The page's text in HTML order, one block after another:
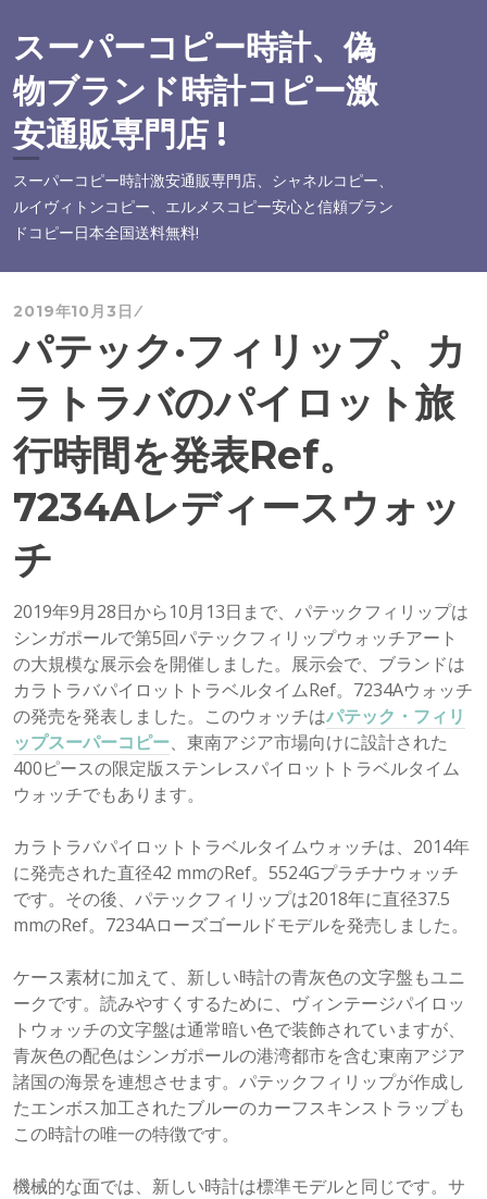
テ
ン
ツ
へ
スーパーコピー時計、偽
物ブランド時計コピー激
安通販専門店 !
スーパーコピー時計激安通販専門店、シャネルコピー、
ルイヴィトンコピー、エルメスコピー安心と信頼ブラン
ドコピー日本全国送料無料!
2019年10月3日
パテック·フィリップ、カ
ラトラバのパイロット旅
行時間を発表Ref。
7234Aレディースウォッ
チ
2019年9月28日から10月13日まで、パテックフィリップは
シンガポールで第5回パテックフィリップウォッチアート
の大規模な展示会を開催しました。展示会で、ブランドは
カラトラバパイロットトラベルタイムRef。7234Aウォッチ
の発売を発表しました。このウォッチはパテック・フィリ
ップスーパーコピー、東南アジア市場向けに設計された
400ピースの限定版ステンレスパイロットトラベルタイム
ウォッチでもあります。
カラトラバパイロットトラベルタイムウォッチは、2014年
に発売された直径42 mmのRef。5524Gプラチナウォッチ
です。その後、パテックフィリップは2018年に直径37.5
mmのRef。7234Aローズゴールドモデルを発売しました。
ケース素材に加えて、新しい時計の青灰色の文字盤もユニ
ークです。読みやすくするために、ヴィンテージパイロッ
トウォッチの文字盤は通常暗い色で装飾されていますが、
青灰色の配色はシンガポールの港湾都市を含む東南アジア
諸国の海景を連想させます。パテックフィリップが作成し
たエンボス加工されたブルーのカーフスキンストラップも
この時計の唯一の特徴です。
機械的な面では、新しい時計は標準モデルと同じです。サ